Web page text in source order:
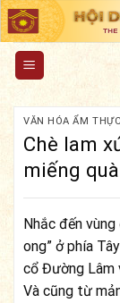
Skip
to
content
VĂN HÓA ẨM THỰC
Chè lam
miếng
Nhắc đến
ong” ở phía
cổ Đường Lâm
Và cũng từ